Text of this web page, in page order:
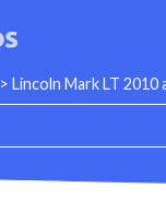
> Lincoln Mark LT 2010